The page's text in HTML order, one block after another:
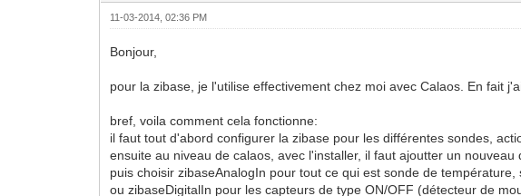
11-03-2014, 02:36 PM
Bonjour,
pour la zibase, je l'utilise effectivement chez moi avec Calaos. En fait
bref, voila comment cela fonctionne:
il faut tout d'abord configurer la zibase pour les différentes sondes,
ensuite au niveau de calaos, avec l'installer, il faut ajoutter un nouveau
puis choisir zibaseAnalogIn pour tout ce qui est sonde de
ou zibaseDigitalIn pour les capteurs de type ON/OFF (détecteur de